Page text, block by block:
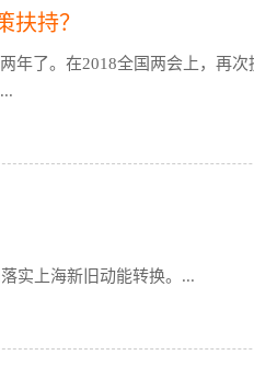
扶持？
年了。在2018全国两会上，再
实上海新旧动能转换。...